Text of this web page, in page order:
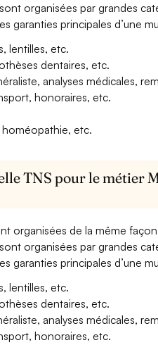
organisées par grandes
garanties principales d’une
lentilles, etc.
dentaires, etc.
analyses médicales,
honoraires, etc.
etc.
TNS pour le métier
organisées de la même
organisées par grandes
garanties principales d’une
lentilles, etc.
dentaires, etc.
analyses médicales,
honoraires, etc.